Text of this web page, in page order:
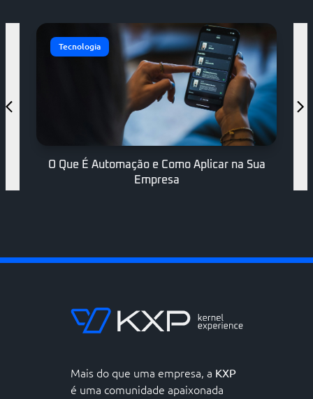
Tecnologia
O que é SaaS e Como Decidir pela Adoção
Mais do que uma empresa, a KXP
é uma comunidade apaixonada